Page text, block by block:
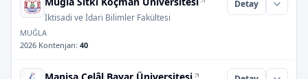
İktisadi ve İdari Bilimler Fakültesi
Detay
MUĞLA
2026 Kontenjan: 40